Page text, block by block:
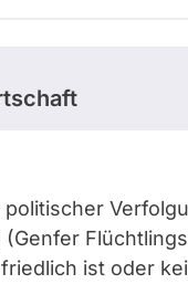
ist oder